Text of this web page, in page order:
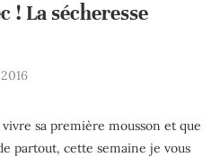
! La sécheresse
sa première mousson et que
partout, cette semaine je vous